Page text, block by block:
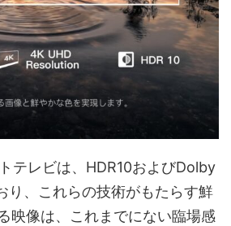
テレビは、HDR10およびDolby
り、これらの技術がもたらす鮮
映像は、これまでにない臨場感